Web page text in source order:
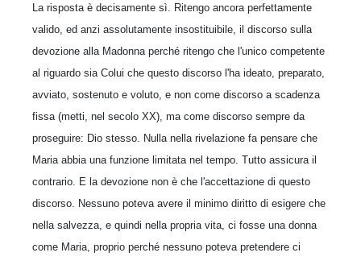
La risposta è decisamente sì. Ritengo ancora perfettamente
valido, ed anzi assolutamente insostituibile, il discorso sulla
devozione alla Madonna perché ritengo che l'unico competente
al riguardo sia Colui che questo discorso l'ha ideato, preparato,
avviato, sostenuto e voluto, e non come discorso a scadenza
fissa (metti, nel secolo XX), ma come discorso sempre da
proseguire: Dio stesso. Nulla nella rivelazione fa pensare che
Maria abbia una funzione limitata nel tempo. Tutto assicura il
contrario. E la devozione non è che l'accettazione di questo
discorso. Nessuno poteva avere il minimo diritto di esigere che
nella salvezza, e quindi nella propria vita, ci fosse una donna
come Maria, proprio perché nessuno poteva pretendere ci